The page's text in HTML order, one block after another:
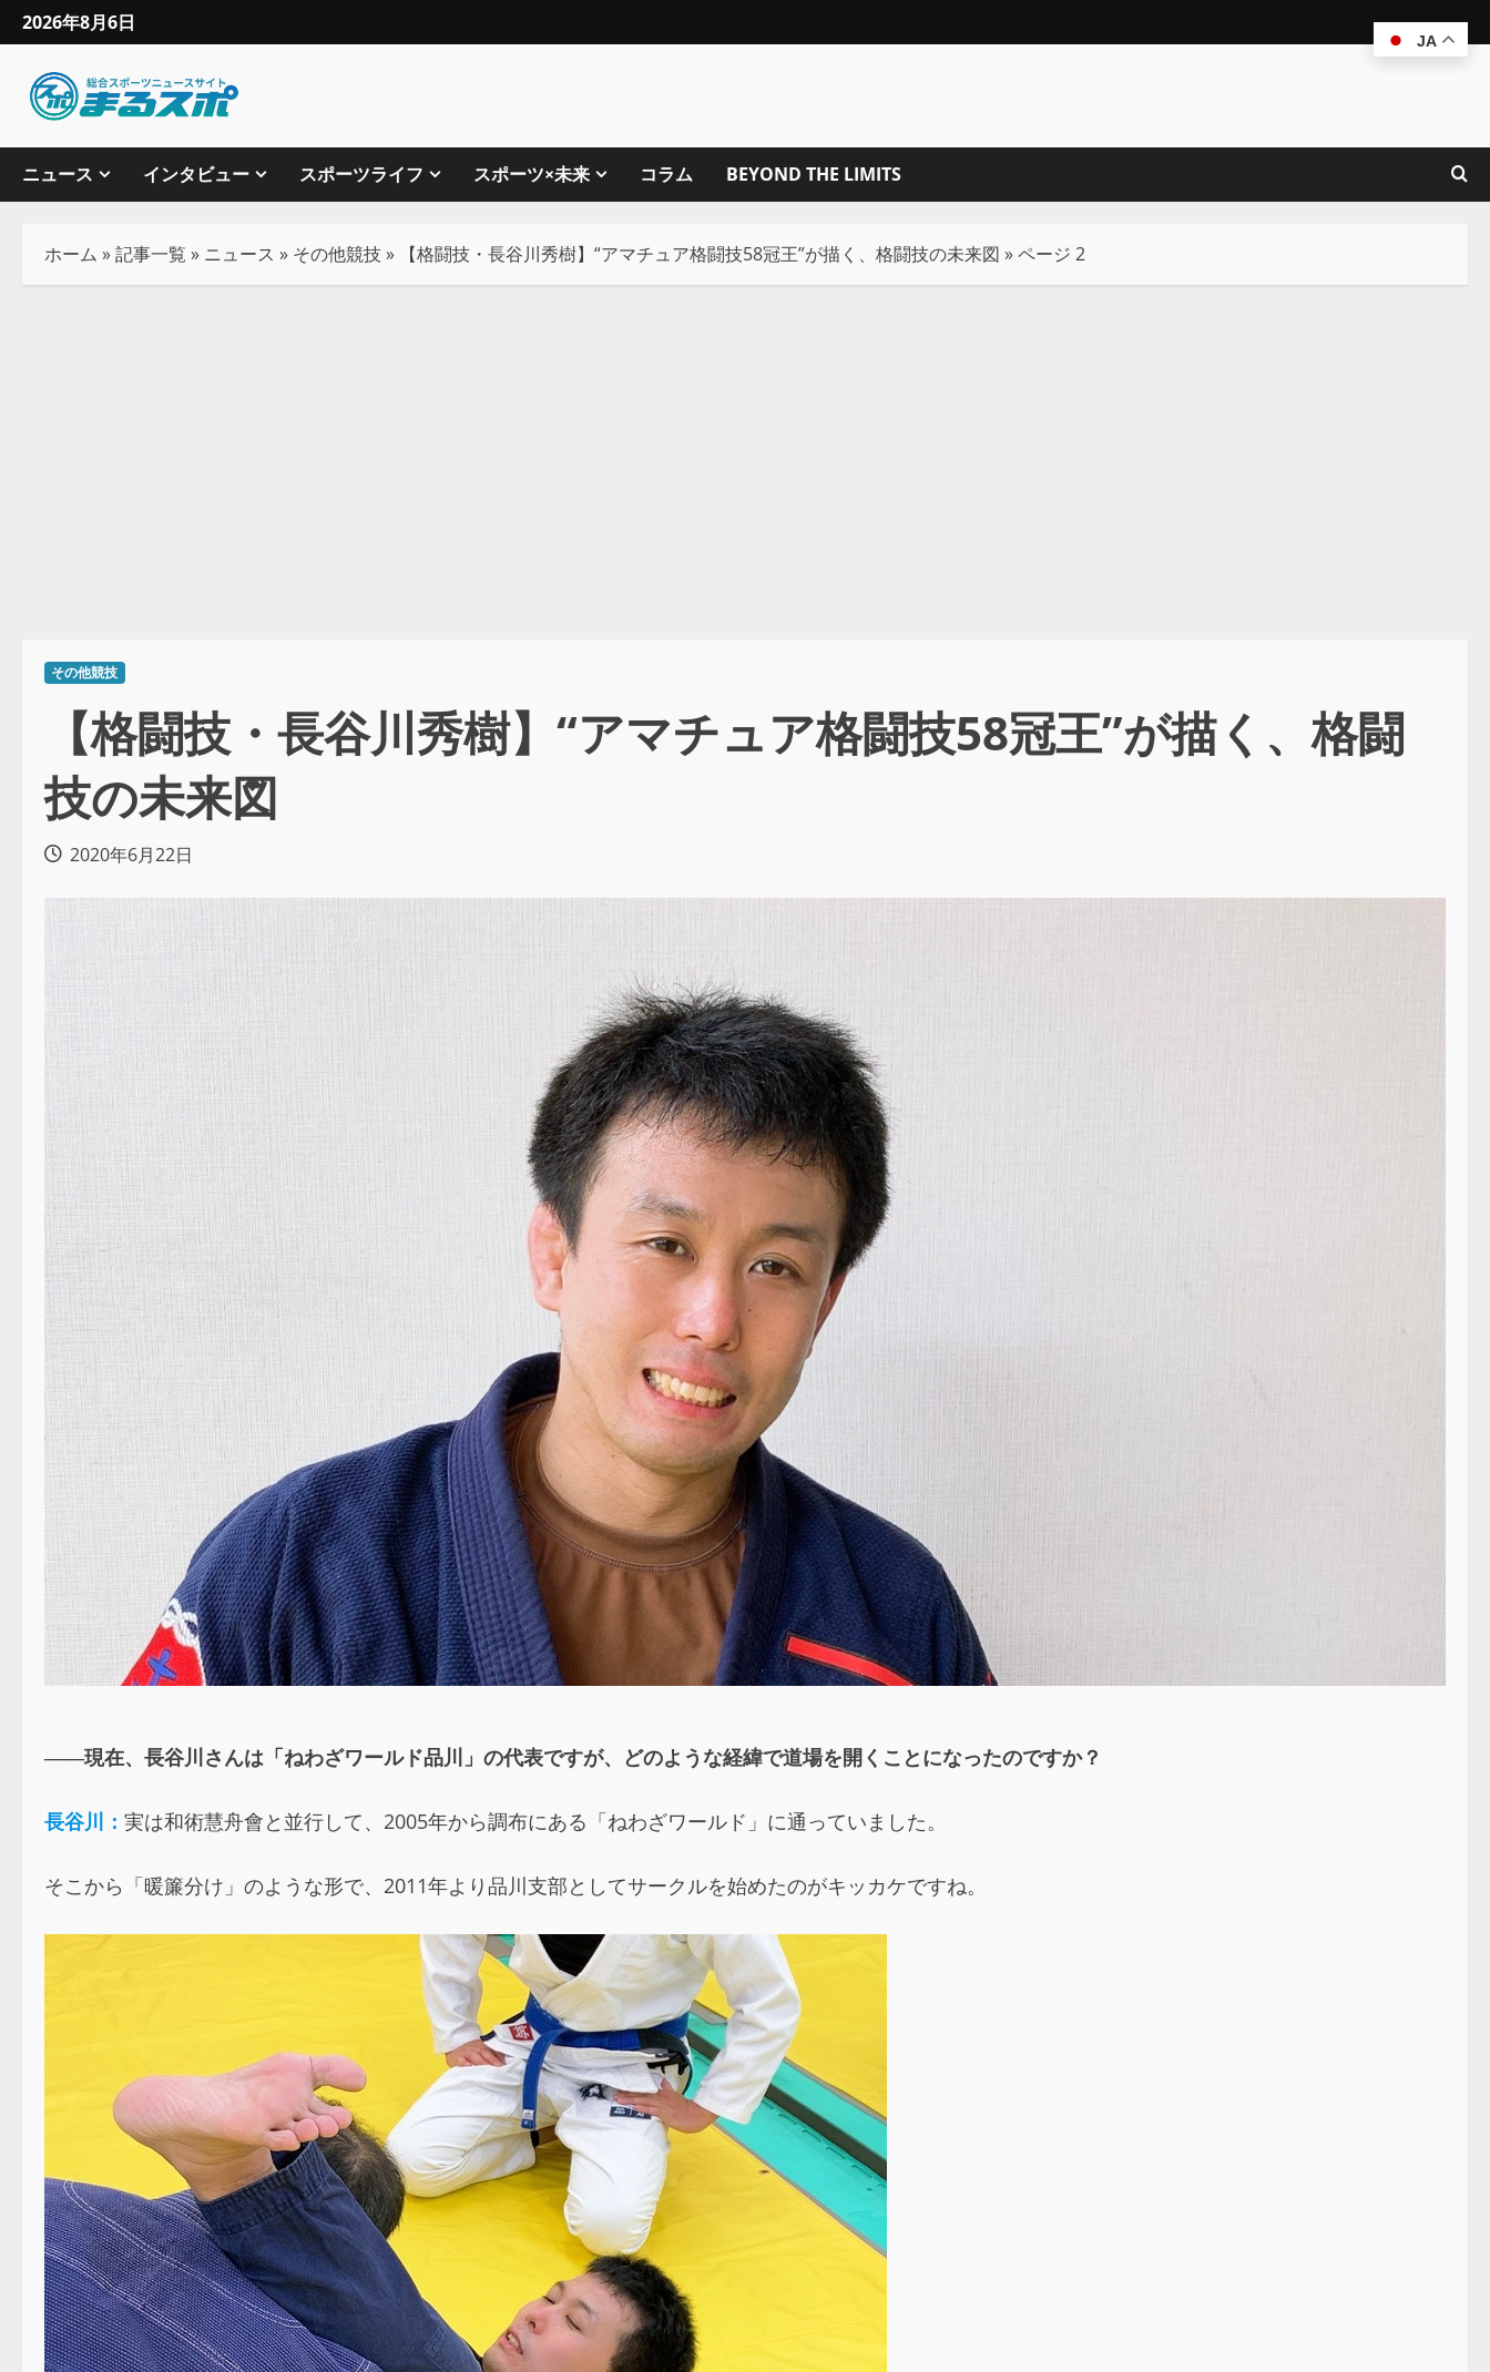
2026年8月6日
ニュース インタビュー スポーツライフ スポーツ×未来 コラム BEYOND THE LIMITS
ホーム »記事一覧 » ニュース » その他競技» 【格闘技・長谷川秀樹】“アマチュア格闘技58冠王”が描く、格闘技の未来図 »ページ 2
その他競技
【格闘技・長谷川秀樹】“アマチュア格闘技58冠王”が描く、格闘
技の未来図
2020年6月22日
――現在、長谷川さんは「ねわざワールド品川」の代表ですが、どのような経緯で道場を開くことになったのですか？
長谷川： 実は和術慧舟會と並行して、2005年から調布にある「ねわざワールド」に通っていました。
そこから「暖簾分け」のような形で、2011年より品川支部としてサークルを始めたのがキッカケですね。
JA